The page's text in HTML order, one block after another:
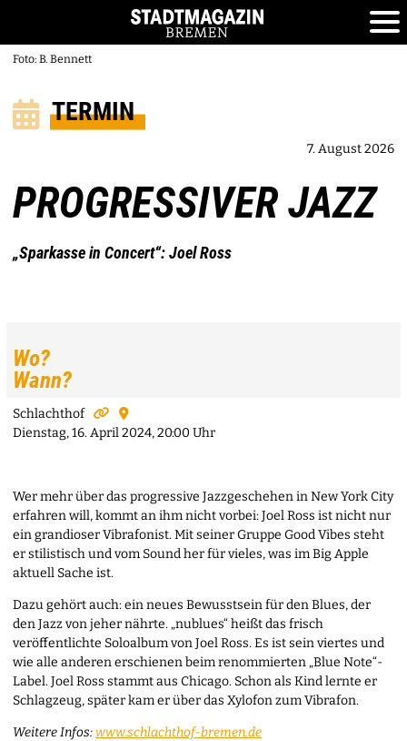
Foto: B. Bennett
TERMIN
7. August 2026
PROGRESSIVER JAZZ
„Sparkasse in Concert“: Joel Ross
Wo?
Wann?
Schlachthof
Dienstag, 16. April 2024, 20:00 Uhr
Wer mehr über das progressive Jazzgeschehen in New York City
erfahren will, kommt an ihm nicht vorbei: Joel Ross ist nicht nur
ein grandioser Vibrafonist. Mit seiner Gruppe Good Vibes steht
er stilistisch und vom Sound her für vieles, was im Big Apple
aktuell Sache ist.
Dazu gehört auch: ein neues Bewusstsein für den Blues, der
den Jazz von jeher nährte. „nublues“ heißt das frisch
veröffentlichte Soloalbum von Joel Ross. Es ist sein viertes und
wie alle anderen erschienen beim renommierten „Blue Note“-
Label. Joel Ross stammt aus Chicago. Schon als Kind lernte er
Schlagzeug, später kam er über das Xylofon zum Vibrafon.
Weitere Infos:www.schlachthof-bremen.de